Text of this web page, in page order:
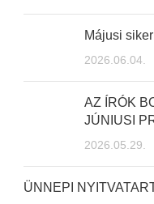
Májusi
2026.06.04.
AZ ÍRÓK
JÚNIUSI
2026.05.29.
ÜNNEPI